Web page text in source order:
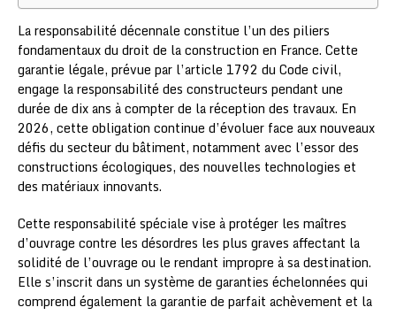
La responsabilité décennale constitue l’un des piliers
fondamentaux du droit de la construction en France. Cette
garantie légale, prévue par l’article 1792 du Code civil,
engage la responsabilité des constructeurs pendant une
durée de dix ans à compter de la réception des travaux. En
2026, cette obligation continue d’évoluer face aux nouveaux
défis du secteur du bâtiment, notamment avec l’essor des
constructions écologiques, des nouvelles technologies et
des matériaux innovants.
Cette responsabilité spéciale vise à protéger les maîtres
d’ouvrage contre les désordres les plus graves affectant la
solidité de l’ouvrage ou le rendant impropre à sa destination.
Elle s’inscrit dans un système de garanties échelonnées qui
comprend également la garantie de parfait achèvement et la